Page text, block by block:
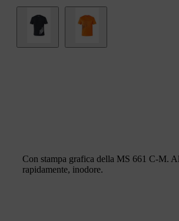
Con stampa grafica della MS 661 C-M.
rapidamente, inodore.